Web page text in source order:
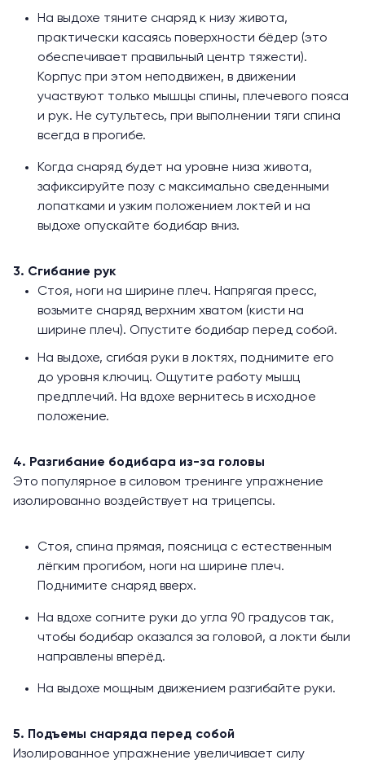
На выдохе тяните снаряд к низу живота,
практически касаясь поверхности бёдер (это
обеспечивает правильный центр тяжести).
Корпус при этом неподвижен, в движении
участвуют только мышцы спины, плечевого пояса
и рук. Не сутультесь, при выполнении тяги спина
всегда в прогибе.
Когда снаряд будет на уровне низа живота,
зафиксируйте позу с максимально сведенными
лопатками и узким положением локтей и на
выдохе опускайте бодибар вниз.
3. Сгибание рук
Стоя, ноги на ширине плеч. Напрягая пресс,
возьмите снаряд верхним хватом (кисти на
ширине плеч). Опустите бодибар перед собой.
На выдохе, сгибая руки в локтях, поднимите его
до уровня ключиц. Ощутите работу мышц
предплечий. На вдохе вернитесь в исходное
положение.
4. Разгибание бодибара из-за головы
Это популярное в силовом тренинге упражнение
изолированно воздействует на трицепсы.
Стоя, спина прямая, поясница с естественным
лёгким прогибом, ноги на ширине плеч.
Поднимите снаряд вверх.
На вдохе согните руки до угла 90 градусов так,
чтобы бодибар оказался за головой, а локти были
направлены вперёд.
На выдохе мощным движением разгибайте руки.
5. Подъемы снаряда перед собой
Изолированное упражнение увеличивает силу